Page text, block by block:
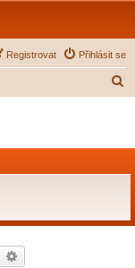
Přihlásit se
Registrovat
Hledat